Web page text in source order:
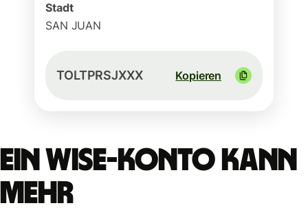
Stadt
SAN JUAN
TOLTPRSJXXX Kopieren
Ein Wise-Konto kann
mehr